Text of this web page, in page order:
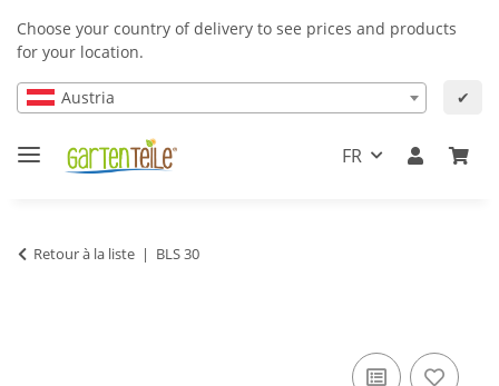
Choose your country of delivery to see prices and products
for your location.
Austria ✔
FR
Retour à la liste BLS 30